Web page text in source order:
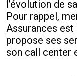
l’évolution de
Pour rappel,
Assurances
propose ses
son call center